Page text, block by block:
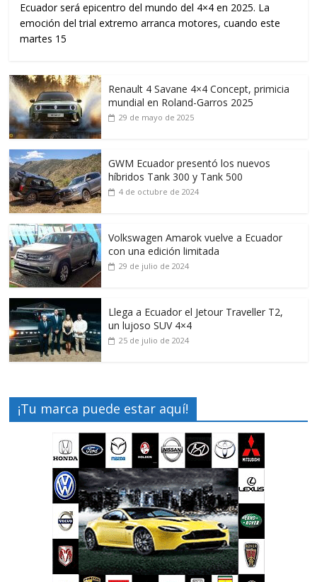
Ecuador será epicentro del mundo del 4×4 en 2025. La
emoción del trial extremo arranca motores, cuando este
martes 15
Renault 4 Savane 4×4 Concept, primicia
mundial en Roland-Garros 2025
29 de mayo de 2025
GWM Ecuador presentó los nuevos
híbridos Tank 300 y Tank 500
4 de octubre de 2024
Volkswagen Amarok vuelve a Ecuador
con una edición limitada
29 de julio de 2024
Llega a Ecuador el Jetour Traveller T2,
un lujoso SUV 4×4
25 de julio de 2024
¡Tu marca puede estar aquí!